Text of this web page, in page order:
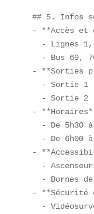
## 5. Infos
- **Accès et
- Lignes
- Bus 69,
- **Sorties
- Sortie 1
- Sortie 2
-
- De 5h30
- De 6h00
-
-
- Bornes
-
-